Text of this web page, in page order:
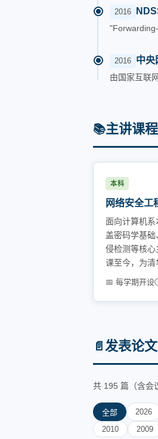
2016
2016 中央
由国家互联
📚主讲课程
本科
网络安全工
面向计算机系
盖密码学基
侵检测等核
课至今，为清
📅 每学期开设
📄发表论文
共 195 篇（含会
全部 2026
2010
2009